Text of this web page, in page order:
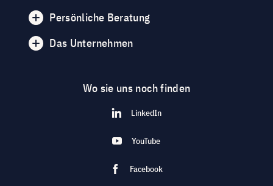
Persönliche Beratung
Das Unternehmen
Wo sie uns noch finden
LinkedIn
YouTube
Facebook